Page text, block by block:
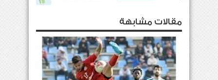
مقالات مشابهة